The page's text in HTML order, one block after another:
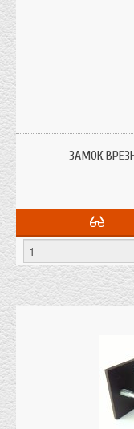
креплениями под
бронированные
ЗАМОК